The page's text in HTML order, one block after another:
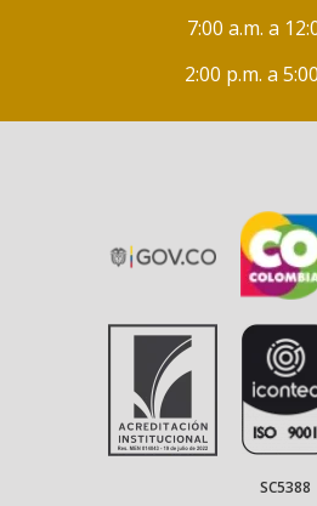
7:00 a.m. a
2:00 p.m. a